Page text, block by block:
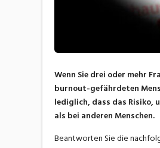
Wenn Sie drei oder mehr
burnout-gefährdeten
lediglich, dass das
als bei anderen Menschen.
Beantworten Sie die